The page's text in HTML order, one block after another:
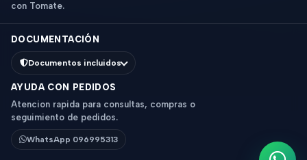
con Tomate.
DOCUMENTACIÓN
Documentos incluidos
AYUDA CON PEDIDOS
Atencion rapida para consultas, compras o
seguimiento de pedidos.
WhatsApp 096995313